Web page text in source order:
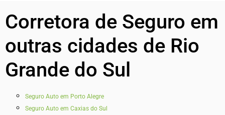
Corretora de Seguro em
outras cidades de Rio
Grande do Sul
Seguro Auto em Porto Alegre
Seguro Auto em Caxias do Sul